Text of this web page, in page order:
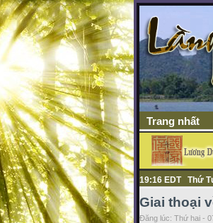
Trang nhất
19:16 EDT Thứ
Giai thoại
Đăng lúc: Thứ hai -